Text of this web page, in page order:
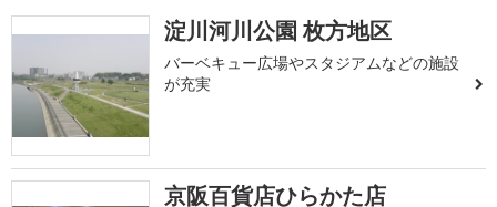
淀川河川公園 枚方地区
バーベキュー広場やスタジアムなどの施設
が充実
京阪百貨店ひらかた店